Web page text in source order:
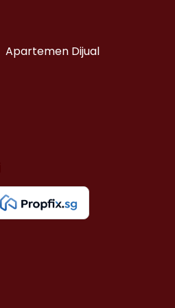
Apartemen Dijual